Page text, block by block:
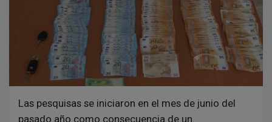
Las pesquisas se iniciaron en el mes de junio del
pasado año como consecuencia de un…